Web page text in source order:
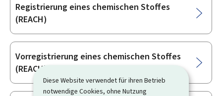
Diese Website verwendet für ihren Betrieb
notwendige Cookies, ohne Nutzung
Registrierung eines chemischen Stoffes
(REACH)
Vorregistrierung eines chemischen Stoffes
(REACH)